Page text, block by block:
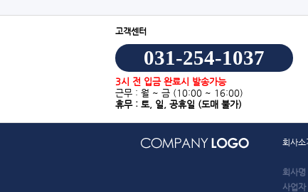
고객센터
031-254-1037
3시 전 입금 완료시 발송가능
근무 : 월 ~ 금 (10:00 ~ 16:00)
휴무 : 토, 일, 공휴일 (도매 불가)
회사소
회사명
사업